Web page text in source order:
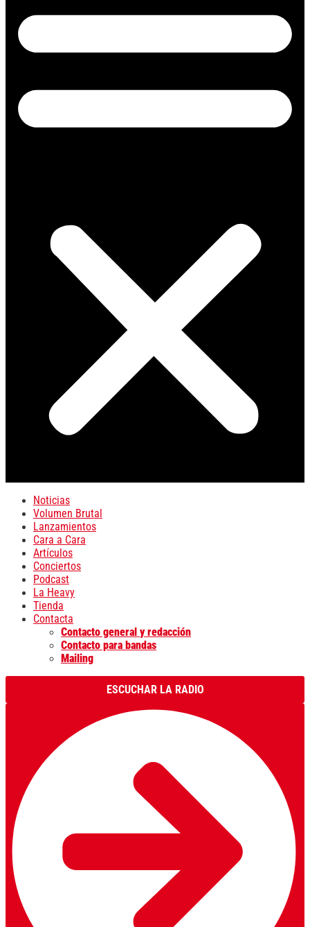
Noticias
Volumen Brutal
Lanzamientos
Cara a Cara
Artículos
Conciertos
Podcast
La Heavy
Tienda
Contacta
Contacto general y redacción
Contacto para bandas
Mailing
ESCUCHAR LA RADIO